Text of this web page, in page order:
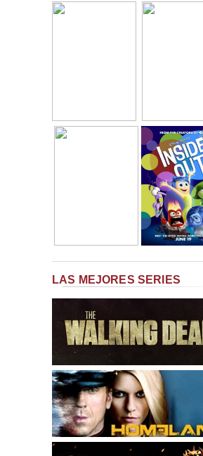
LAS MEJORES SERIES